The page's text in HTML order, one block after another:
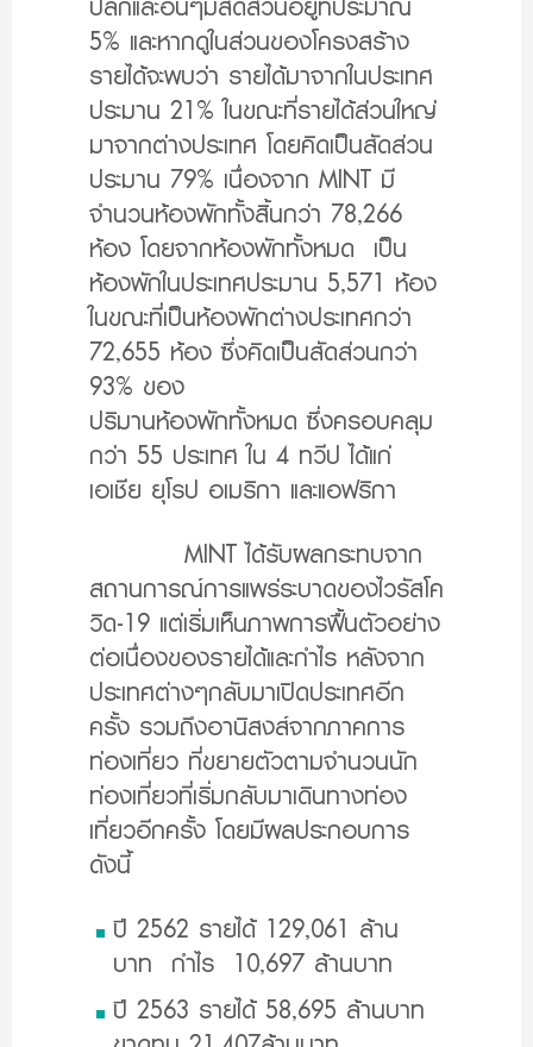
5% และหากดูในส่วนของโครงสร้าง
รายได้จะพบว่า รายได้มาจากในประเทศ
ประมาน 21% ในขณะที่รายได้ส่วนใหญ่
มาจากต่างประเทศ โดยคิดเป็นสัดส่วน
ประมาน 79% เนื่องจาก MINT มี
จำนวนห้องพักทั้งสิ้นกว่า 78,266
ห้อง โดยจากห้องพักทั้งหมด เป็น
ห้องพักในประเทศประมาน 5,571 ห้อง
ในขณะที่เป็นห้องพักต่างประเทศกว่า
72,655 ห้อง ซึ่งคิดเป็นสัดส่วนกว่า
93% ของ
ปริมานห้องพักทั้งหมด ซึ่งครอบคลุม
กว่า 55 ประเทศ ใน 4 ทวีป ได้แก่
เอเชีย ยุโรป อเมริกา และแอฟริกา
MINT ได้รับผลกระทบจาก
สถานการณ์การแพร่ระบาดของไวรัสโค
วิด-19 แต่เริ่มเห็นภาพการฟื้นตัวอย่าง
ต่อเนื่องของรายได้และกำไร หลังจาก
ประเทศต่างๆกลับมาเปิดประเทศอีก
ครั้ง รวมถึงอานิสงส์จากภาคการ
ท่องเที่ยว ที่ขยายตัวตามจำนวนนัก
ท่องเที่ยวที่เริ่มกลับมาเดินทางท่อง
เที่ยวอีกครั้ง โดยมีผลประกอบการ
ดังนี้
ปี 2562 รายได้ 129,061 ล้าน
บาท กำไร 10,697 ล้านบาท
ปี 2563 รายได้ 58,695 ล้านบาท